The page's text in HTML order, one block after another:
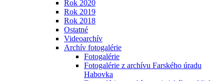
Rok 2020
Rok 2019
Rok 2018
Ostatné
Videoarchív
Archív fotogalérie
Fotogalérie
Fotogalérie z archívu Farského úradu
Habovka